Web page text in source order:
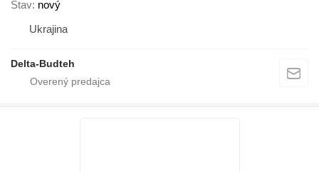
Stav nový
Ukrajina
Delta-Budteh